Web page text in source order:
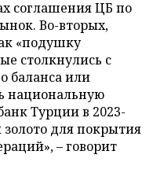
соглашения ЦБ по
Во-вторых,
«подушку
столкнулись с
баланса или
национальную
Турции в 2023-
золото для покрытия
– говорит